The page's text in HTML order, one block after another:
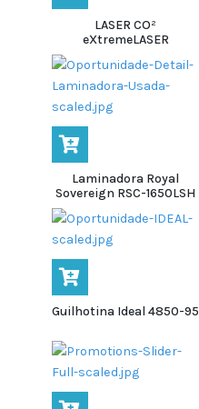
LASER CO²
eXtremeLASER
Laminadora Royal
Sovereign RSC-1650LSH
Guilhotina Ideal 4850-95